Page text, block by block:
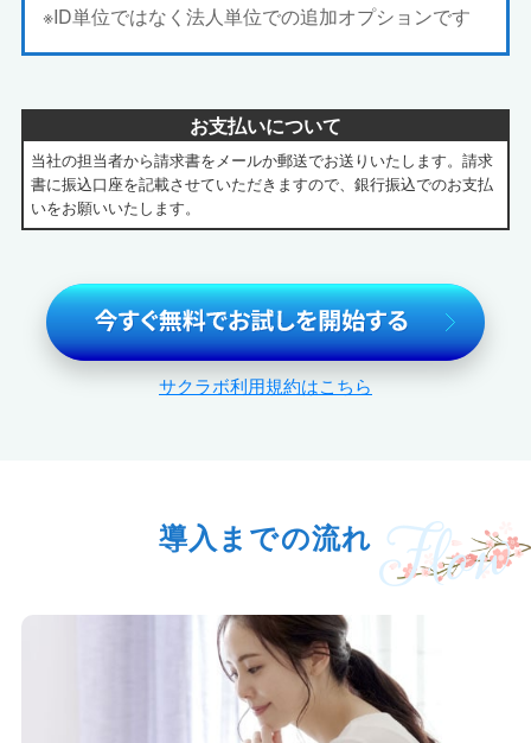
※ID単位ではなく法人単位での追加オプションです
お支払いについて
当社の担当者から請求書をメールか郵送でお送りいたします。請求
書に振込口座を記載させていただきますので、銀行振込でのお支払
いをお願いいたします。
サクラボ利用規約はこちら
導入までの流れ